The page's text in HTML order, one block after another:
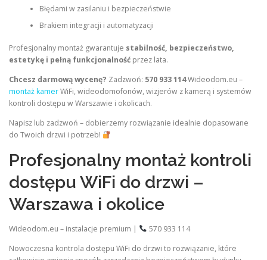
Błędami w zasilaniu i bezpieczeństwie
Brakiem integracji i automatyzacji
Profesjonalny montaż gwarantuje stabilność, bezpieczeństwo,
estetykę i pełną funkcjonalność przez lata.
Chcesz darmową wycenę? Zadzwoń: 570 933 114Wideodom.eu –
montaż kamerWiFi, wideodomofonów, wizjerów z kamerą i systemów
kontroli dostępu w Warszawie i okolicach.
Napisz lub zadzwoń – dobierzemy rozwiązanie idealnie dopasowane
do Twoich drzwi i potrzeb!
Profesjonalny montaż kontroli
dostępu WiFi do drzwi –
Warszawa i okolice
Wideodom.eu – instalacje premium |
570 933 114
Nowoczesna kontrola dostępu WiFi do drzwi to rozwiązanie, które